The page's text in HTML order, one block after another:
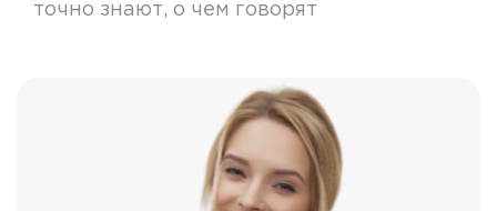
точно знают, о чем говорят